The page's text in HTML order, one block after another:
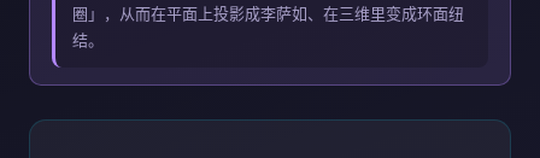
圈」，从而在平面上投影成李萨如、在三维里变成环面纽
结。